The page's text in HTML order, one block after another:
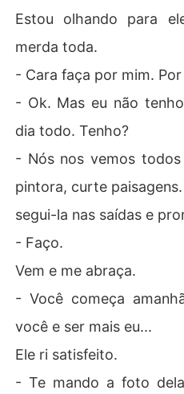
Estou olhando para
merda toda.
- Cara faça por mim.
- Ok. Mas eu não
dia todo. Tenho?
- Nós nos vemos
pintora, curte
segui-la nas saídas e
- Faço.
Vem e me abraça.
- Você começa
você e ser mais eu...
Ele ri satisfeito.
- Te mando a foto